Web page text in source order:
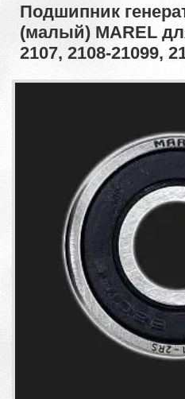
Подшипник
(малый) MAREL
2107, 2108-21099,